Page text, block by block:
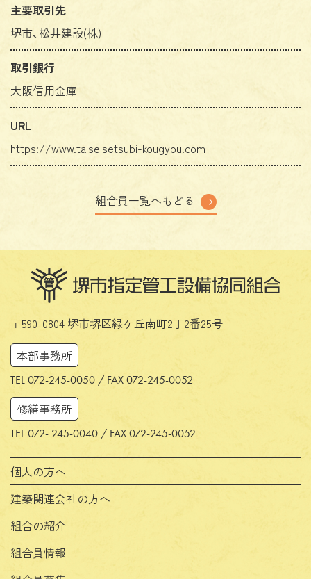
主要取引先
堺市、松井建設(株)
取引銀行
大阪信用金庫
URL
https://www.taiseisetsubi-kougyou.com
組合員一覧へもどる
〒590-0804 堺市堺区緑ケ丘南町2丁2番25号
本部事務所
TEL 072-245-0050 / FAX 072-245-0052
修繕事務所
TEL 072- 245-0040 / FAX 072-245-0052
個人の方へ
建築関連会社の方へ
組合の紹介
組合員情報